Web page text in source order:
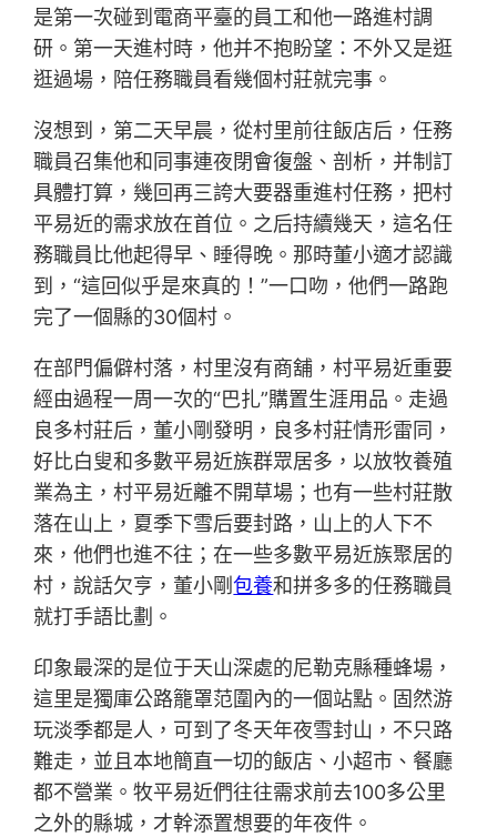
是第一次碰到電商平臺的員工和他一路進村調
研。第一天進村時，他并不抱盼望：不外又是逛
逛過場，陪任務職員看幾個村莊就完事。
沒想到，第二天早晨，從村里前往飯店后，任務
職員召集他和同事連夜閉會復盤、剖析，并制訂
具體打算，幾回再三誇大要器重進村任務，把村
平易近的需求放在首位。之后持續幾天，這名任
務職員比他起得早、睡得晚。那時董小適才認識
到，“這回似乎是來真的！”一口吻，他們一路跑
完了一個縣的30個村。
在部門偏僻村落，村里沒有商舖，村平易近重要
經由過程一周一次的“巴扎”購置生涯用品。走過
良多村莊后，董小剛發明，良多村莊情形雷同，
好比白叟和多數平易近族群眾居多，以放牧養殖
業為主，村平易近離不開草場；也有一些村莊散
落在山上，夏季下雪后要封路，山上的人下不
來，他們也進不往；在一些多數平易近族聚居的
村，說話欠亨，董小剛包養和拼多多的任務職員
就打手語比劃。
印象最深的是位于天山深處的尼勒克縣種蜂場，
這里是獨庫公路籠罩范圍內的一個站點。固然游
玩淡季都是人，可到了冬天年夜雪封山，不只路
難走，並且本地簡直一切的飯店、小超市、餐廳
都不營業。牧平易近們往往需求前去100多公里
之外的縣城，才幹添置想要的年夜件。